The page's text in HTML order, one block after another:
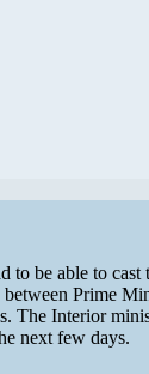
to be able to cast
Prime
The Interior
next few days.